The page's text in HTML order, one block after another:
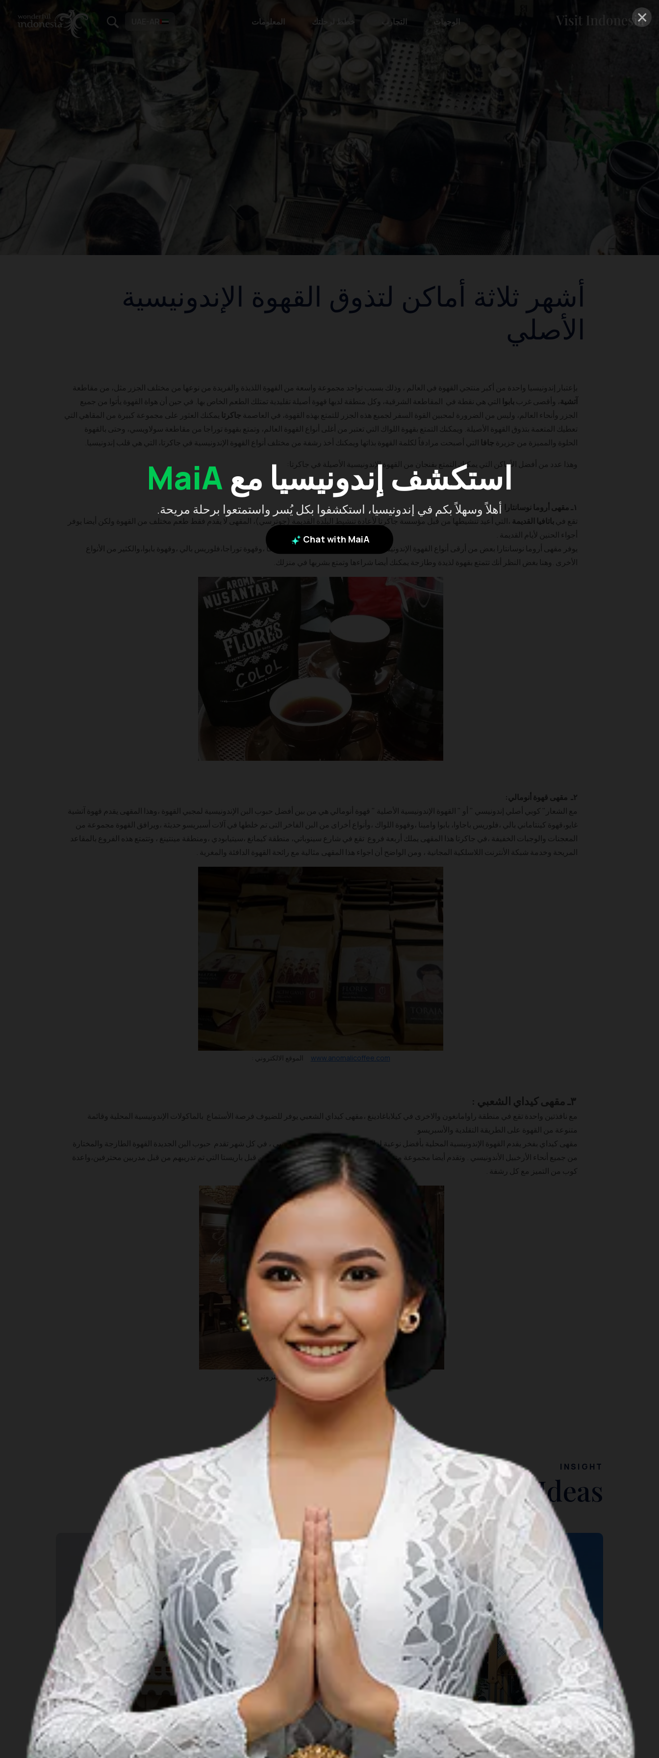
×
استكشف إندونيسيا معMaiA
أهلاً وسهلاً بكم في إندونيسيا، استكشفوا بكل يُسر واستمتعوا برحلة مريحة.
Chat with MaiA
الوجهات التجارب خطط لرحلتك المعلومات
أشهر ثلاثة أماكن لتذوق القهوة الإندونيسية
الأصلي
بإعتبار إندونيسيا واحدة من أكبر منتجي القهوة في العالم ، وذلك بسبب تواجد مجموعة واسعة من القهوة اللذيذة والفريدة من نوعها من مختلف الجزر مثل، من مقاطعة
آتشية، وأقصى غرب بابوا التي هي نقطة في المقاطعة الشرقية، وكل منطقة لديها قهوة أصيلة تقليدية تمتلك الطعم الخاص بها. في حين أن هواة القهوة يأتوا من جميع
الجزر وأنحاء العالم، وليس من الضرورة لمحبين القوة السفر لجميع هذه الجزر للتمتع بهذه القهوة، في العاصمة جاكرتا يمكنك العثور على مجموعة كبيرة من المقاهي التي
تعطيك المتعمة بتذوق القهوة الأصيلة. ويمكنك التمتع بقهوة اللواك التي تعتبر من أغلى أنواع القهوة العالم، وتمتع بقهوة توراجا من مقاطعة سولاويسي، وحتى بالقهوة
الحلوة والمميزة من جزيرة جافا التي أصبحت مرادفاً لكلمة القهوة بذاتها ويمكنك أخذ رشفة من مختلف أنواع القهوة الإندونيسية في جاكرتا، التي هي قلب إندونيسيا.
وهذا عدد من أفضل الأماكن التي يمكنك التمتع بفنجان من القهوة الإندونيسية الأصيلة في جاكرتا:
١ـ مقهى أروما نوسانتارا :
تقع في باتافيا القديمة ،التي أعيد تنشيطها من قبل مؤسسة جاكرتا لأعادة تنشيط البلدة القديمة (جوترسي)، المقهى لا يقدم فقط طعم مختلف من القهوة ولكن أيضا يوفر
أجواء الحنين لأيام القديمة .
يوفر مقهى أروما نوسانتارا بعض من أرقى أنواع القهوة الإندونيسية مثل ،قهوة غايو من آتشية،قهوة جافا ،وقهوة توراجا،فلوريس بالي ،وقهوة بابوا،والكثير من الأنواع
الأخرى .وهنا بغض النظر أنك تتمتع بقهوة لذيدة وطازجة يمكنك أيضا شراءها وتمتع بشربها في منزلك.
٢ـ مقهى قهوة أنومالي:
مع الشعار" كوبي أصلي إندونيسي " أو " القهوة الإندونيسية الأصلية " قهوة أنومالي هي من بين أفضل حبوب البن الإندونيسية لمجبي القهوة ،وهذا المقهى يقدم قهوة آتشية
غايو،قهوة كينتاماني بالي ،فلوريس باجاوا، بابوا وامينا ،وقهوة اللواك ،وأنواع أخراى من البن الفاخر التى تم خلطها في آلات أسبريسو حديثة ،ويرافق القهوة مجموعة من
المعجنات والوجبات الخفيفة ،في جاكرتا هذا المقهى يملك أربعة فروع تقع في شارع سينوباتي، منطقة كيمانغ ،سيتيابودي ،ومنطقة مينتينغ ، وتتمتع هذه الفروع بالمقاعد
المريحة وخدمة شبكة الأنترنت اللاسلكية المجانية ، ومن الواضح أن اجواء هذا المقهى مثالية مع رائحة القهوة الدافئة والمغرية .
www.anomalicoffee.com الموقع الالكتروني :
٣ـ مقهى كيداي الشعبي :
مع نافذتين واحدة تقع في منطقة راوامانغون والاخرى في كيلاباغادينغ ،مقهى كيداي الشعبي يوفر للضيوف فرصة الأستماع بالماكولات الإندونيسية المحلية وقائمة
متنوعة من القهوة على الطريقة التقلدية والأسبريسو .
مقهى كيداي بفخر يقدم القهوة الإندونيسية المحلية بأفضل نوعية لها. فخر الثقافة والتراث الأندونيسي ، في كل شهر تقدم حبوب البن الجديدة القهوة الطازجة والمختارة
من جميع أنحاء الأرخبيل الأندونيسي . وتقدم أيضا مجموعة متنوعة من أساليب التقديم التي يتم تقديمها من قبل باريستا التي تم تدريبهم من قبل مدربين محترفين،واعدة
كوب من التميز مع كل رشفة .
www.kedailocale.id: الموقع الالكتروني
INSIGHT
Travel Ideas
ستة أماكن لألتقاط أجمل الصور
يوم طقوس فيساك الملهم في
النعيم من تقاليد شهر رمضان